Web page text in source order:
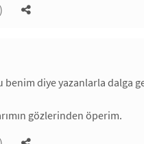
benim diye yazanlarla dalga
gözlerinden öperim.